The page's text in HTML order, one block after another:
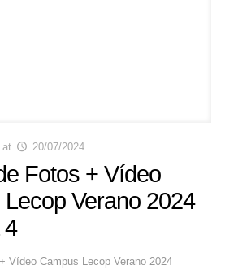
at 20/07/2024
Fotos + Vídeo
Verano 2024
4
Vídeo Campus Lecop Verano 2024